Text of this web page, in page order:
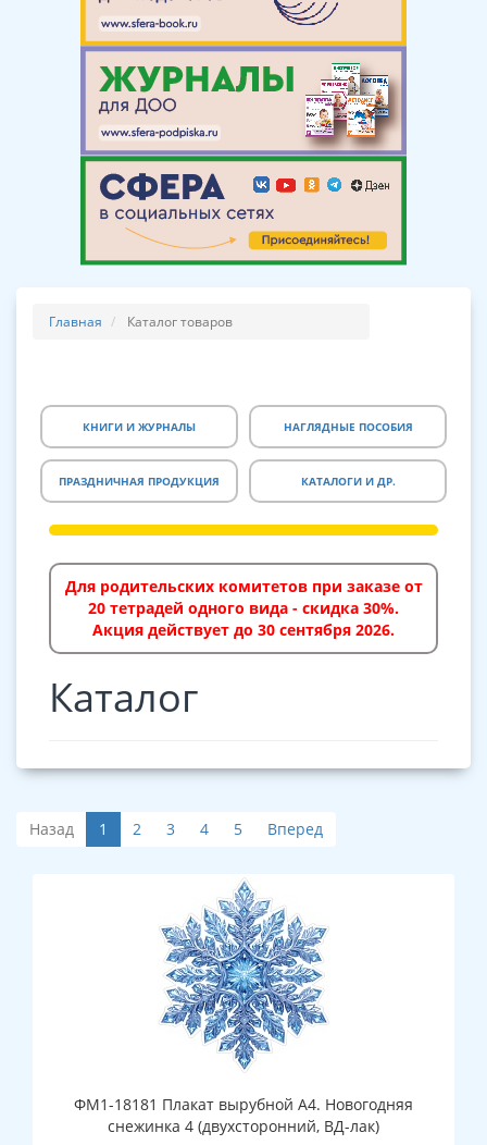
Главная Каталог товаров
КНИГИ И ЖУРНАЛЫ НАГЛЯДНЫЕ ПОСОБИЯ
ПРАЗДНИЧНАЯ ПРОДУКЦИЯ КАТАЛОГИ И ДР.
Для родительских комитетов при заказе от
20 тетрадей одного вида - скидка 30%.
Акция действует до 30 сентября 2026.
Каталог
Назад 1 2 3 4 5 Вперед
ФМ1-18181 Плакат вырубной А4. Новогодняя
снежинка 4 (двухсторонний, ВД-лак)